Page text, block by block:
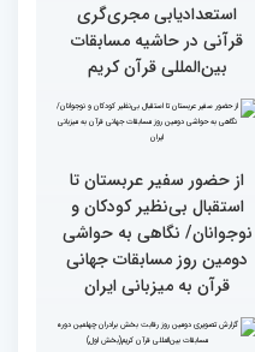
گزارش تصویری برگی از
فعالیت های کمیته پشتیبانی
چهلمین دوره مسابقات بین
استعدادیابی مجری‌گری
قرآنی در حاشیه مسابقات
بین‌المللی قرآن کریم